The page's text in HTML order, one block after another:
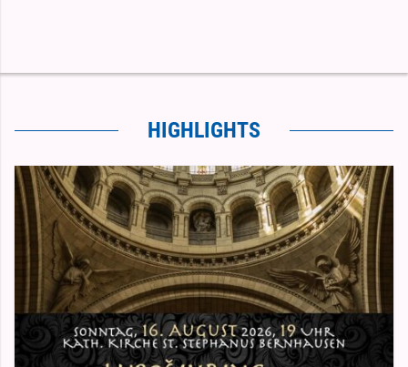
Drei Gemeinden - viele Möglichkeiten
HIGHLIGHTS